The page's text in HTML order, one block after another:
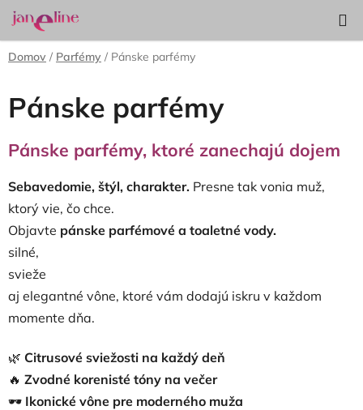
Prejsť
na
obsah
KOŠÍK
Domov / Parfémy / Pánske parfémy
Pánske parfémy
Pánske parfémy, ktoré zanechajú dojem
Sebavedomie, štýl, charakter. Presne tak vonia muž,
ktorý vie, čo chce.
Objavte pánske parfémové a toaletné vody.
silné,
svieže
aj elegantné vône, ktoré vám dodajú iskru v každom
momente dňa.
🌿 Citrusové sviežosti na každý deň
🔥 Zvodné korenisté tóny na večer
🕶️ Ikonické vône pre moderného muža